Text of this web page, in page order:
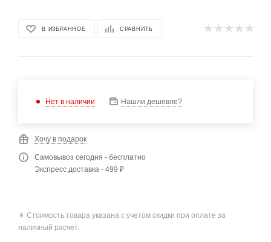
В ИЗБРАННОЕ СРАВНИТЬ
Нет в наличии Нашли дешевле?
Хочу в подарок
Самовывоз сегодня - бесплатно
Экспресс доставка - 499 ₽
✴️ Стоимость товара указана с учетом скидки при оплате за
наличный расчет.